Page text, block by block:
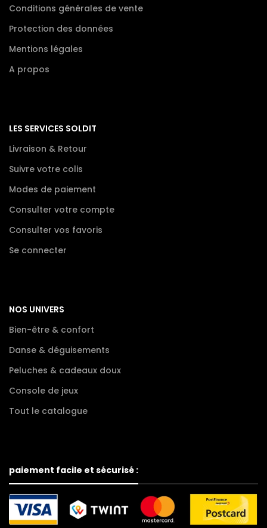
Conditions générales de vente
Protection des données
Mentions légales
A propos
LES SERVICES SOLDIT
Livraison & Retour
Suivre votre colis
Modes de paiement
Consulter votre compte
Consulter vos favoris
Se connecter
NOS UNIVERS
Bien-être & confort
Danse & déguisements
Peluches & cadeaux doux
Console de jeux
Tout le catalogue
paiement facile et sécurisé :